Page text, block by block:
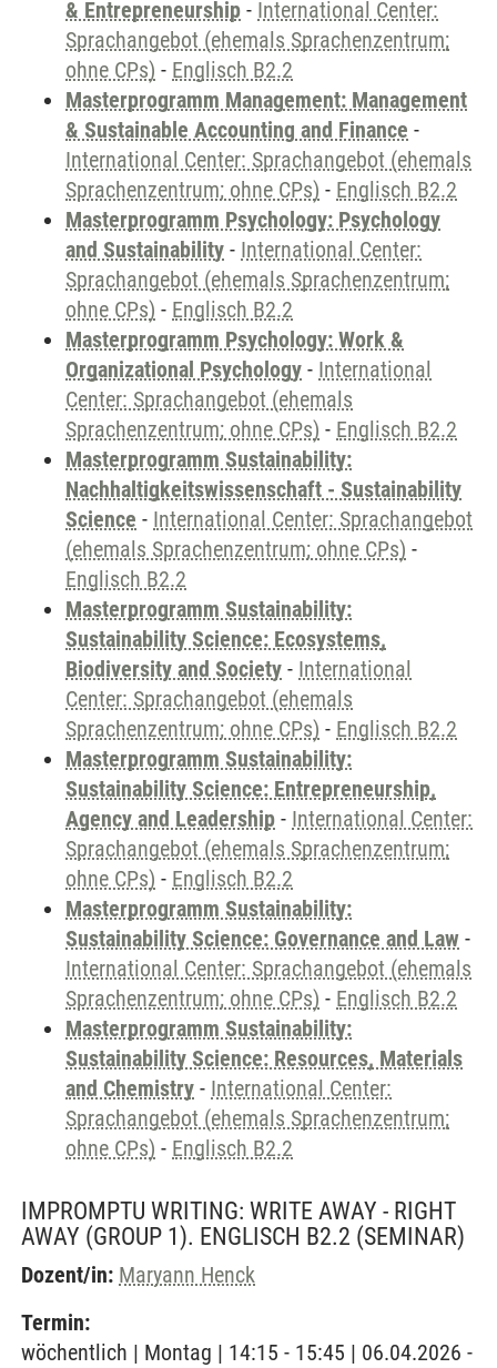
& Entrepreneurship - International Center:
Sprachangebot (ehemals Sprachenzentrum;
ohne CPs) - Englisch B2.2
Masterprogramm Management: Management
& Sustainable Accounting and Finance -
International Center: Sprachangebot (ehemals
Sprachenzentrum; ohne CPs) - Englisch B2.2
Masterprogramm Psychology: Psychology
and Sustainability - International Center:
Sprachangebot (ehemals Sprachenzentrum;
ohne CPs) - Englisch B2.2
Masterprogramm Psychology: Work &
Organizational Psychology - International
Center: Sprachangebot (ehemals
Sprachenzentrum; ohne CPs) - Englisch B2.2
Masterprogramm Sustainability:
Nachhaltigkeitswissenschaft - Sustainability
Science - International Center: Sprachangebot
(ehemals Sprachenzentrum; ohne CPs) -
Englisch B2.2
Masterprogramm Sustainability:
Sustainability Science: Ecosystems,
Biodiversity and Society - International
Center: Sprachangebot (ehemals
Sprachenzentrum; ohne CPs) - Englisch B2.2
Masterprogramm Sustainability:
Sustainability Science: Entrepreneurship,
Agency and Leadership - International Center:
Sprachangebot (ehemals Sprachenzentrum;
ohne CPs) - Englisch B2.2
Masterprogramm Sustainability:
Sustainability Science: Governance and Law -
International Center: Sprachangebot (ehemals
Sprachenzentrum; ohne CPs) - Englisch B2.2
Masterprogramm Sustainability:
Sustainability Science: Resources, Materials
and Chemistry - International Center:
Sprachangebot (ehemals Sprachenzentrum;
ohne CPs) - Englisch B2.2
IMPROMPTU WRITING: WRITE AWAY - RIGHT
AWAY (GROUP 1). ENGLISCH B2.2 (SEMINAR)
Dozent/in: Maryann Henck
Termin:
wöchentlich | Montag | 14:15 - 15:45 | 06.04.2026 -